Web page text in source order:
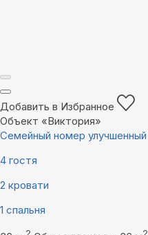
Добавить в Избранное
Объект «Виктория»
Семейный номер улучшенный
4 гостя
2 кровати
1 спальня